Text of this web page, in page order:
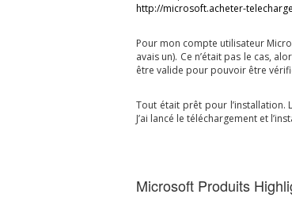
http://microsoft.acheter-
Pour mon compte utilisateur
avais un). Ce n’était pas le cas,
être valide pour pouvoir être
Tout était prêt pour l’installation.
J’ai lancé le téléchargement et
Microsoft Produits